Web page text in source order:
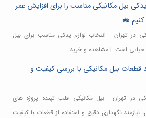
بیل مکانیکی مناسب را برای افزایش عمر
🚜
در تهران - انتخاب لوازم یدکی مناسب برای بیل
حیاتی است. | مشاهده و خرید
قطعات بیل مکانیکی با بررسی کیفیت و
در تهران - بیل مکانیکی، قلب تپنده پروژه های
نیازمند نگهداری دقیق و استفاده از قطعات با کیفیت